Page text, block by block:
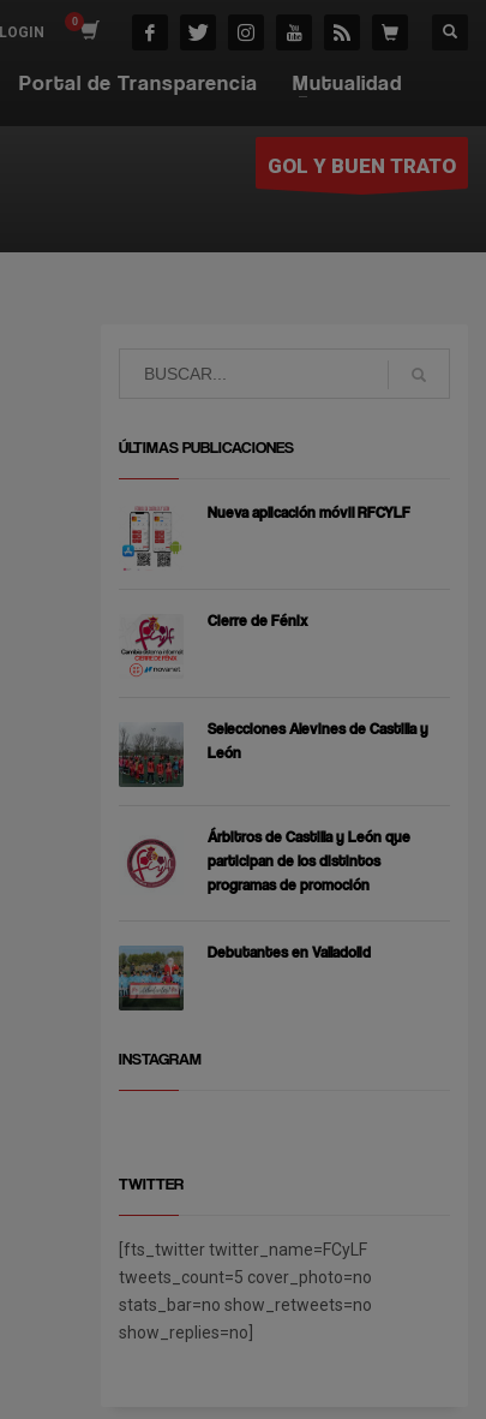
LOGIN
Portal de Transparencia
Mutualidad
GOL Y BUEN TRATO
ÚLTIMAS PUBLICACIONES
Nueva aplicación móvil RFCYLF
Cierre de Fénix
Selecciones Alevines de Castilla y
León
Árbitros de Castilla y León que
participan de los distintos
programas de promoción
Debutantes en Valladolid
INSTAGRAM
TWITTER
[fts_twitter twitter_name=FCyLF
tweets_count=5 cover_photo=no
stats_bar=no show_retweets=no
show_replies=no]